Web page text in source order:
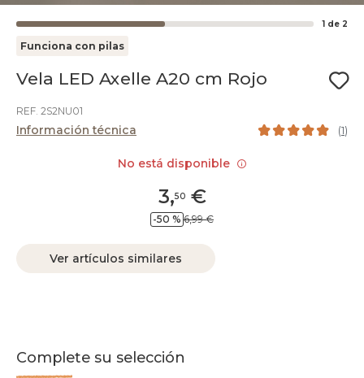
1 de 2
Funciona con pilas
Vela LED Axelle A20 cm Rojo
REF. 2S2NU01
Información técnica (1)
3,50€
-50 % 6,99 €
Ver artículos similares
Complete su selección